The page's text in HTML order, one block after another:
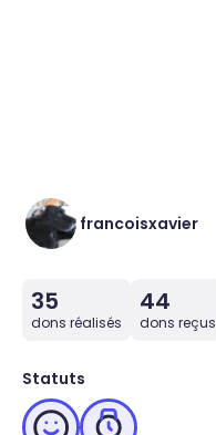
francoisxavier
35
dons réalisés
44
dons reçus
Statuts